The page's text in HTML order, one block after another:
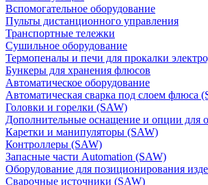
Вспомогательное оборудование
Пульты дистанционного управления
Транспортные тележки
Сушильное оборудование
Термопеналы и печи для прокалки
Бункеры для хранения флюсов
Автоматическое оборудование
Автоматическая сварка под слоем флюса
Головки и горелки (SAW)
Дополнительные оснащение и опции для
Каретки и манипуляторы (SAW)
Контроллеры (SAW)
Запасные части Automation (SAW)
Оборудование для позиционирования
Сварочные источники (SAW)